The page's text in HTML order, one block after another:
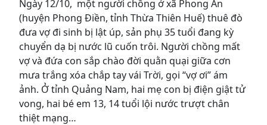
Ngày 12/10, một người chồng ở xã Phong An
(huyện Phong Điền, tỉnh Thừa Thiên Huế) thuê đò
đưa vợ đi sinh bị lật úp, sản phụ 35 tuổi đang kỳ
chuyển dạ bị nước lũ cuốn trôi. Người chồng mất
vợ và đứa con sắp chào đời quằn quại giữa cơn
mưa trắng xóa chắp tay vái Trời, gọi “vợ ơi” ám
ảnh. Ở tỉnh Quảng Nam, hai mẹ con bị điện giật tử
vong, hai bé em 13, 14 tuổi lội nước trượt chân
thiệt mạng…